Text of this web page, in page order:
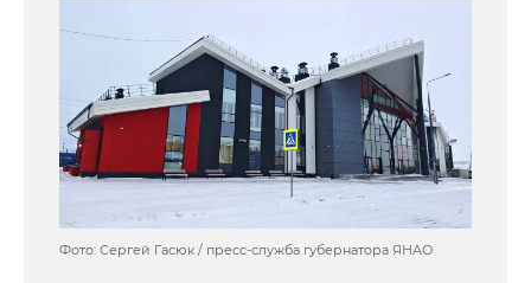
Фото: Сергей Гасюк / пресс-служба губернатора ЯНАО